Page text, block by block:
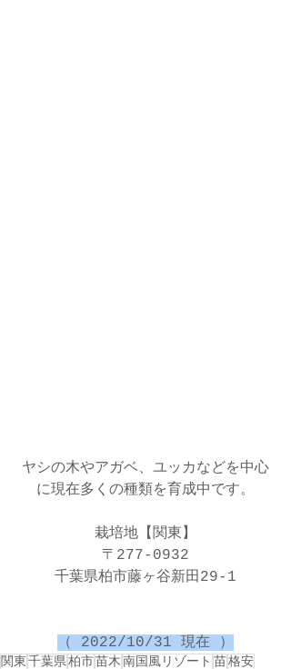
ヤシの木やアガベ、ユッカなどを中心
に現在多くの種類を育成中です。
栽培地【関東】
〒277-0932
千葉県柏市藤ヶ谷新田29-1
（ 2022/10/31 現在 ）
関東千葉県柏市苗木南国風リゾート 苗格安